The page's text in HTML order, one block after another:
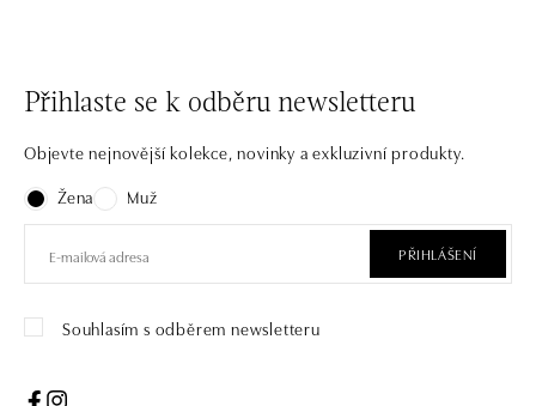
Přihlaste se k odběru newsletteru
Objevte nejnovější kolekce, novinky a exkluzivní produkty.
Žena
Muž
PŘIHLÁŠENÍ
Souhlasím s odběrem newsletteru